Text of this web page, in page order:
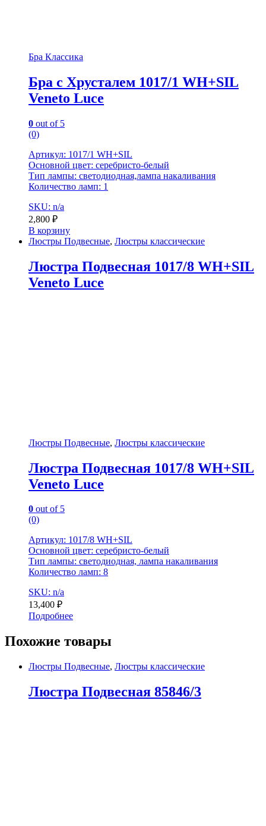
Бра Классика
Бра с Хрусталем 1017/1 WH+SIL
Veneto Luce
0 out of 5
(0)
Артикул: 1017/1 WH+SIL
Основной цвет: серебристо-белый
Тип лампы: светодиодная,лампа накаливания
Количество ламп: 1
SKU: n/a
2,800 ₽
В корзину
Люстры Подвесные, Люстры классические
Люстра Подвесная 1017/8 WH+SIL
Veneto Luce
Люстры Подвесные, Люстры классические
Люстра Подвесная 1017/8 WH+SIL
Veneto Luce
0 out of 5
(0)
Артикул: 1017/8 WH+SIL
Основной цвет: серебристо-белый
Тип лампы: светодиодная, лампа накаливания
Количество ламп: 8
SKU: n/a
13,400 ₽
Подробнее
Похожие товары
Люстры Подвесные, Люстры классические
Люстра Подвесная 85846/3